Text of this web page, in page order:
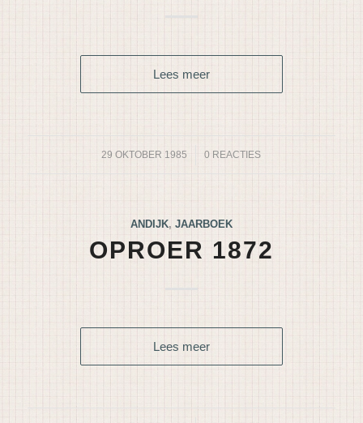
Lees meer
29 OKTOBER 1985
/ 0 REACTIES
ANDIJK, JAARBOEK
OPROER 1872
Lees meer